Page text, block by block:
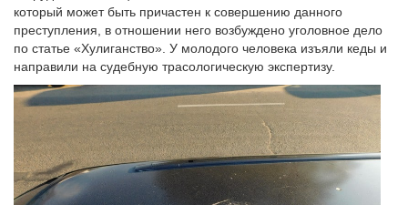
который может быть причастен к совершению данного
преступления, в отношении него возбуждено уголовное дело
по статье «Хулиганство». У молодого человека изъяли кеды и
направили на судебную трасологическую экспертизу.